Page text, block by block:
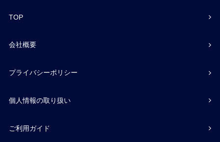
TOP
会社概要
プライバシーポリシー
個人情報の取り扱い
ご利用ガイド